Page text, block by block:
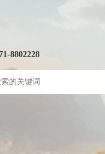
8802228